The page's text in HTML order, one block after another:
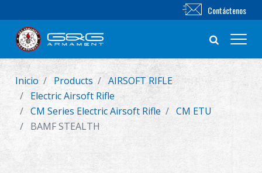
Nuevo producto
Airsoft Rifle
Contáctenos
Inicio Products
AIRSOFT RIFLE
Electric Airsoft Rifle
CM Series Electric Airsoft Rifle
CM ETU
BAMF STEALTH